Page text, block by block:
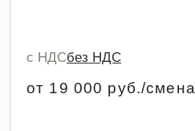
с НДСбез НДС
от 19 000 руб./смена